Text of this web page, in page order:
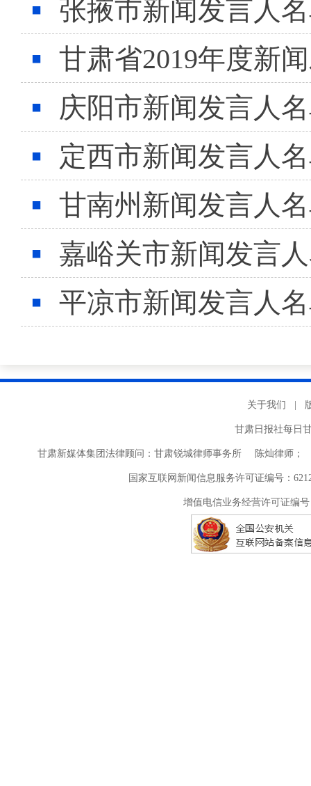
张掖市新闻发言人
甘肃省2019年度新
庆阳市新闻发言人
定西市新闻发言人
甘南州新闻发言人
嘉峪关市新闻发言
平凉市新闻发言人
关于我们
甘肃日报社每日
甘肃新媒体集团法律顾问：甘肃锐城律师事务所 陈灿律师
国家互联网新闻信息服务许可证编号：
增值电信业务经营许可证编